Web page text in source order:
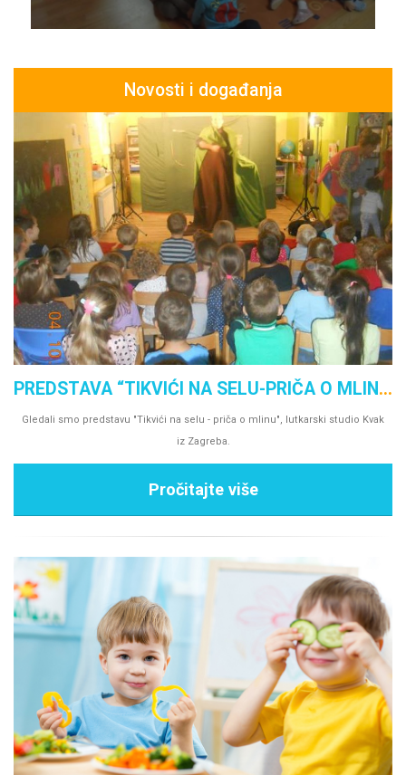
Novosti i događanja
PREDSTAVA “TIKVIĆI NA SELU-PRIČA O MLINU”
Gledali smo predstavu "Tikvići na selu - priča o mlinu", lutkarski studio Kvak
iz Zagreba.
Pročitajte više